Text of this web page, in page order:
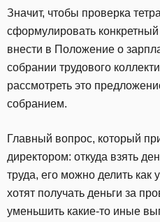
Значит, чтобы проверка
сформулировать
внести в Положение о
собрании трудового
рассмотреть это
собранием.
Главный вопрос, который
директором: откуда взять
труда, его можно делить как
хотят получать деньги за
уменьшить какие-то иные